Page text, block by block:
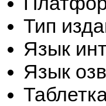
Тип
Язык
Язык